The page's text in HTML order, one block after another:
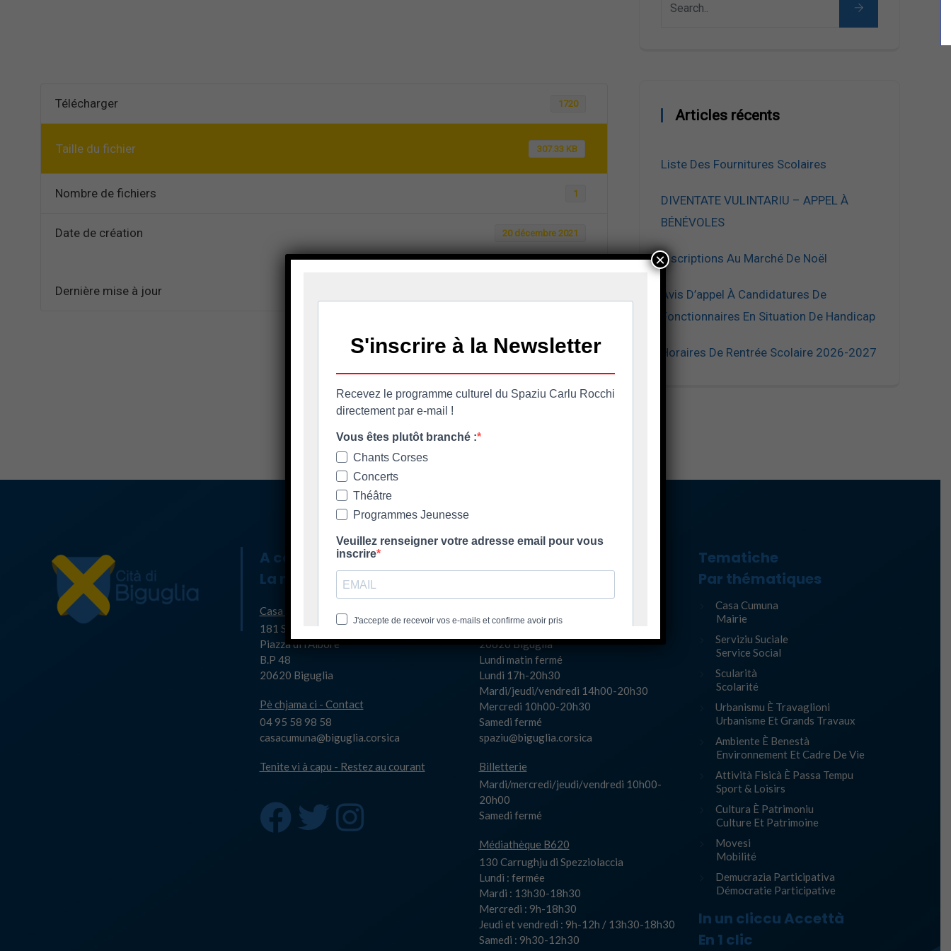
Télécharger 1720
Taille du fichier 307.33 KB
Nombre de fichiers 1
Date de création 20 décembre 2021
Dernière mise à jour
Articles récents
Liste Des Fournitures Scolaires
DIVENTATE VULINTARIU – APPEL À
BÉNÉVOLES
Inscriptions Au Marché De Noël
Avis D’appel À Candidatures De
Fonctionnaires En Situation De Handicap
Horaires De Rentrée Scolaire 2026-2027
A casa cumuna
La mairie
Casa Cumuna
181 Strada di u Lancone
Piazza di l'Albore
B.P 48
20620 Biguglia
Pè chjama ci - Contact
04 95 58 98 58
casacumuna@biguglia.corsica
Tenite vi à capu - Restez au courant
130 Carrughju di Spezziolaccia
20620 Biguglia
Lundi matin fermé
Lundi 17h-20h30
Mardi/jeudi/vendredi 14h00-20h30
Mercredi 10h00-20h30
Samedi fermé
spaziu@biguglia.corsica
Billetterie
Mardi/mercredi/jeudi/vendredi 10h00-
20h00
Samedi fermé
Médiathèque B620
130 Carrughju di Spezziolaccia
Lundi : fermée
Mardi : 13h30-18h30
Mercredi : 9h-18h30
Jeudi et vendredi : 9h-12h / 13h30-18h30
Samedi : 9h30-12h30
Tematiche
Par thématiques
Casa Cumuna
Mairie
Serviziu Suciale
Service Social
Scularità
Scolarité
Urbanismu È Travaglioni
Urbanisme Et Grands Travaux
Ambiente È Benestà
Environnement Et Cadre De Vie
Attività Fisicà È Passa Tempu
Sport & Loisirs
Cultura È Patrimoniu
Culture Et Patrimoine
Movesi
Mobilité
Demucrazia Participativa
Démocratie Participative
In un cliccu Accettà
En 1 clic
×